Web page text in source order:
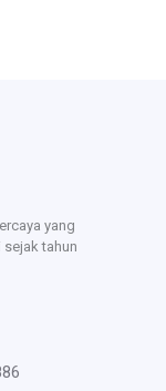
yang
tahun